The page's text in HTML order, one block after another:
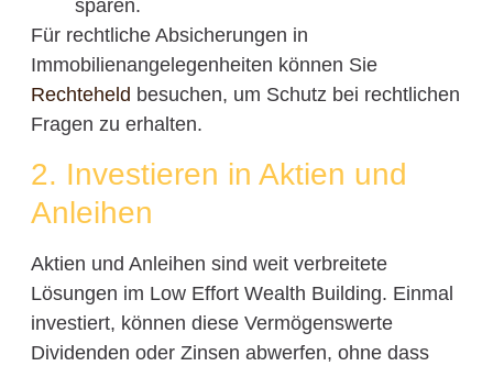
sparen.
Für rechtliche Absicherungen in
Immobilienangelegenheiten können Sie
Rechteheld besuchen, um Schutz bei rechtlichen
Fragen zu erhalten.
2. Investieren in Aktien und
Anleihen
Aktien und Anleihen sind weit verbreitete
Lösungen im Low Effort Wealth Building. Einmal
investiert, können diese Vermögenswerte
Dividenden oder Zinsen abwerfen, ohne dass